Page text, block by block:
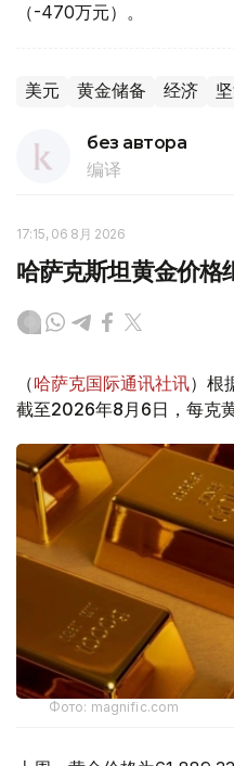
（-470万元）。
美元 黄金储备 经济
без автора
编译
17:15, 06 8月 2026
哈萨克斯坦黄金价格
（哈萨克国际通讯社讯）根
截至2026年8月6日，每克
Фото: magnific.com